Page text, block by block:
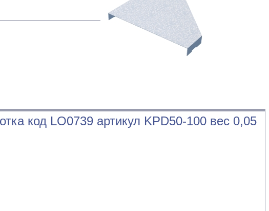
код LO0739 артикул KPD50-100 вес 0,05